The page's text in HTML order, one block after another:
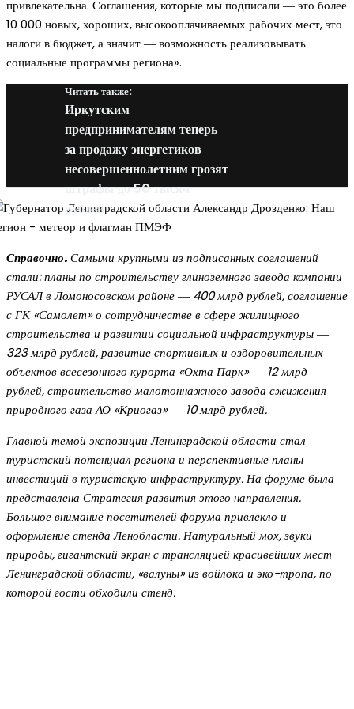
привлекательна. Соглашения, которые мы подписали ― это более
10 000 новых, хороших, высокооплачиваемых рабочих мест, это
налоги в бюджет, а значит ― возможность реализовывать
социальные программы региона».
Читать также:
Иркутским
предпринимателям теперь
за продажу энергетиков
несовершеннолетним грозят
штрафы до 50 тысяч
рублей
Справочно.Самыми крупными из подписанных соглашений
стали: планы по строительству глиноземного завода компании
РУСАЛ в Ломоносовском районе ― 400 млрд рублей, соглашение
с ГК «Самолет» о сотрудничестве в сфере жилищного
строительства и развитии социальной инфраструктуры ―
323 млрд рублей, развитие спортивных и оздоровительных
объектов всесезонного курорта «Охта Парк» ― 12 млрд
рублей, строительство малотоннажного завода сжижения
природного газа АО «Криогаз» ― 10 млрд рублей.
Главной темой экспозиции Ленинградской области стал
туристский потенциал региона и перспективные планы
инвестиций в туристскую инфраструктуру. На форуме была
представлена Стратегия развития этого направления.
Большое внимание посетителей форума привлекло и
оформление стенда Ленобласти. Натуральный мох, звуки
природы, гигантский экран с трансляцией красивейших мест
Ленинградской области, «валуны» из войлока и эко-тропа, по
которой гости обходили стенд.